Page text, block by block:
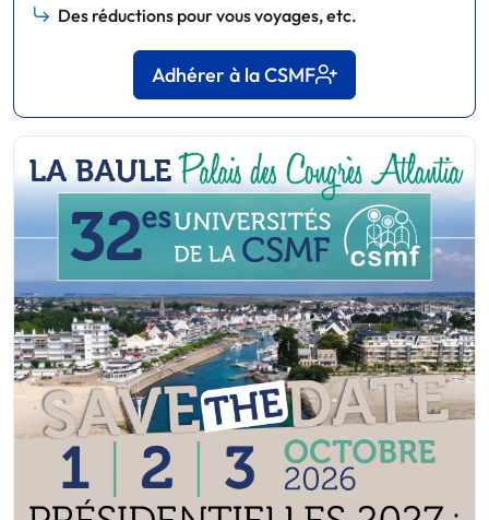
Des réductions pour vous voyages, etc.
Adhérer à la CSMF